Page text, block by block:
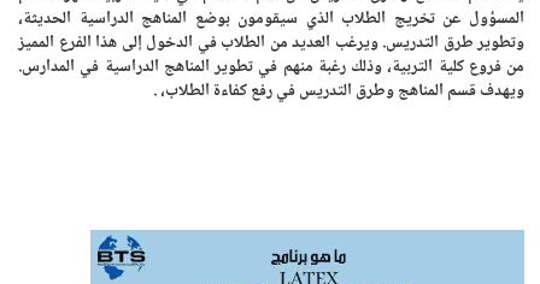
المسؤول عن تخريج الطلاب الذي سيقومون بوضع المناهج الدراسية الحديثة،
وتطوير طرق التدريس. ويرغب العديد من الطلاب في الدخول إلى هذا الفرع المميز
من فروع كلية التربية، وذلك رغبة منهم في تطوير المناهج الدراسية في المدارس.
ويهدف قسم المناهج وطرق التدريس في رفع كفاءة الطلاب، .